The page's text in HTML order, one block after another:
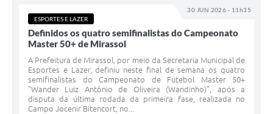
30 JUN 2026 - 11h35
ESPORTES E LAZER
Definidos os quatro semifinalistas do Campeonato
Master 50+ de Mirassol
A Prefeitura de Mirassol, por meio da Secretaria Municipal de
Esportes e Lazer, definiu neste final de semana os quatro
semifinalistas do Campeonato de Futebol Master 50+
"Wander Luiz Antônio de Oliveira (Wandinho)", após a
disputa da última rodada da primeira fase, realizada no
Campo Jocenir Bitencort, no...